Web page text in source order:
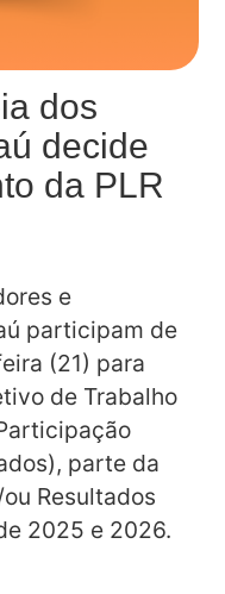
dos
decide
da PLR
e
participam de
(21) para
de Trabalho
parte da
Resultados
2025 e 2026.